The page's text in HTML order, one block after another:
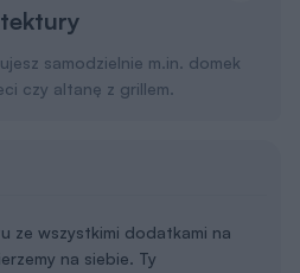
samodzielnie m.in. domek
czy altanę z grillem.
ze wszystkimi dodatkami na
na siebie. Ty